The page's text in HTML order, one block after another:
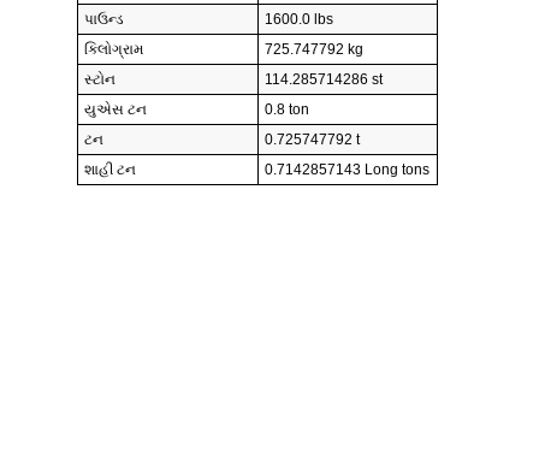
પાઉન્ડ
1600.0 lbs
કિલોગ્રામ
725.747792 kg
સ્ટોન
114.285714286 st
યુએસ ટન
0.8 ton
ટન
0.725747792 t
શાહી ટન
0.7142857143 Long tons